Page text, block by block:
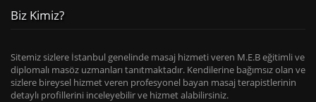
Biz Kimiz?
Sitemiz sizlere İstanbul genelinde masaj hizmeti veren M.E.B eğitimli ve
diplomalı masöz uzmanları tanıtmaktadır. Kendilerine bağımsız olan ve
sizlere bireysel hizmet veren profesyonel bayan masaj terapistlerinin
detaylı profillerini inceleyebilir ve hizmet alabilirsiniz.